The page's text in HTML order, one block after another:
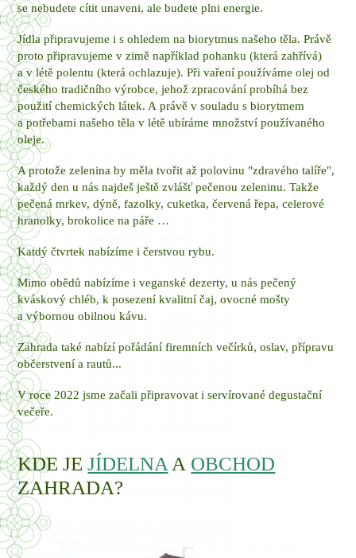
se nebudete cítit unaveni, ale budete plni energie.
Jídla připravujeme i s ohledem na biorytmus našeho těla. Právě
proto připravujeme v zimě například pohanku (která zahřívá)
a v létě polentu (která ochlazuje). Při vaření používáme olej od
českého tradičního výrobce, jehož zpracování probíhá bez
použití chemických látek. A právě v souladu s biorytmem
a potřebami našeho těla v létě ubíráme množství používaného
oleje.
A protože zelenina by měla tvořit až polovinu "zdravého talíře",
každý den u nás najdeš ještě zvlášť pečenou zeleninu. Takže
pečená mrkev, dýně, fazolky, cuketka, červená řepa, celerové
hranolky, brokolice na páře …
Katdý čtvrtek nabízíme i čerstvou rybu.
Mimo obědů nabízíme i veganské dezerty, u nás pečený
kváskový chléb, k posezení kvalitní čaj, ovocné mošty
a výbornou obilnou kávu.
Zahrada také nabízí pořádání firemních večírků, oslav, přípravu
občerstvení a rautů...
V roce 2022 jsme začali připravovat i servírované degustační
večeře.
KDE JEJÍDELNA A OBCHOD
ZAHRADA?